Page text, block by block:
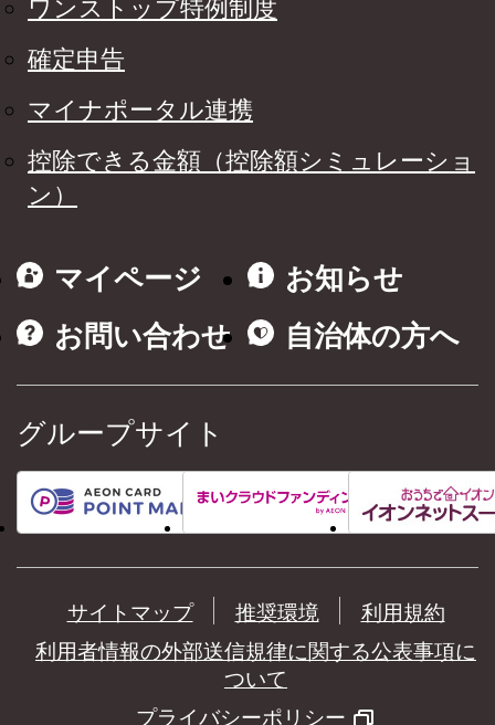
ワンストップ特例制度
確定申告
マイナポータル連携
控除できる金額（控除額シミュレーショ
ン）
マイページ
お知らせ
お問い合わせ
自治体の方へ
グループサイト
サイトマップ 推奨環境
利用規約
利用者情報の外部送信規律に関する公表事項に
ついて
プライバシーポリシー